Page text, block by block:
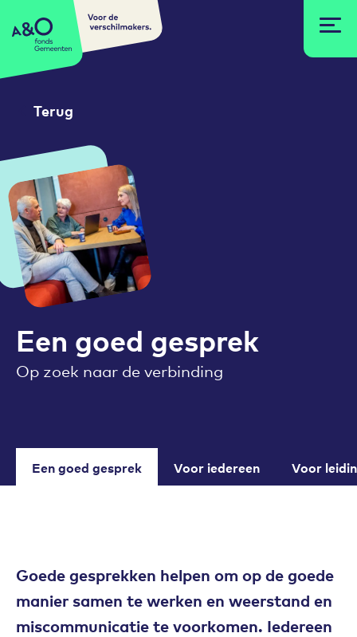
A&O fonds Gemeenten
Voor de
verschilmakers.
Terug
Een goed gesprek
Op zoek naar de verbinding
Een goed gesprek Voor iedereen Voor
Goede gesprekken helpen om op de goede
manier samen te werken en weerstand en
miscommunicatie te voorkomen. Iedereen